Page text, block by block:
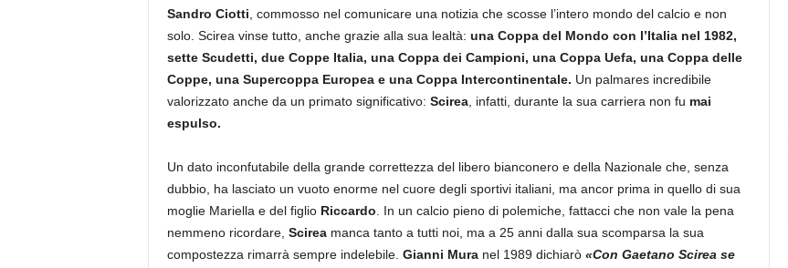
Sandro Ciotti , commosso nel comunicare una notizia che scosse l’intero mondo del calcio e non
solo. Scirea vinse tutto, anche grazie alla sua lealtà: una Coppa del Mondo con l’Italia nel 1982,
sette Scudetti, due Coppe Italia, una Coppa dei Campioni, una Coppa Uefa, una Coppa delle
Coppe, una Supercoppa Europea e una Coppa Intercontinentale. Un palmares incredibile
valorizzato anche da un primato significativo: Scirea, infatti, durante la sua carriera non fu mai
espulso.
Un dato inconfutabile della grande correttezza del libero bianconero e della Nazionale che, senza
dubbio, ha lasciato un vuoto enorme nel cuore degli sportivi italiani, ma ancor prima in quello di sua
moglie Mariella e del figlio Riccardo . In un calcio pieno di polemiche, fattacci che non vale la pena
nemmeno ricordare, Scireamanca tanto a tutti noi, ma a 25 anni dalla sua scomparsa la sua
compostezza rimarrà sempre indelebile. Gianni Muranel 1989 dichiarò «Con Gaetano Scirea se